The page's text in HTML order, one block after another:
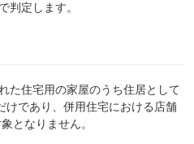
判定します。
た住宅用の家屋のうち住居として
けであり、併用住宅における店舗
となりません。